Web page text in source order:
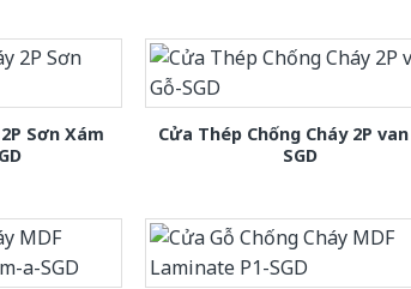
Sơn Xám
Cửa Thép Chống Cháy 2P
SGD